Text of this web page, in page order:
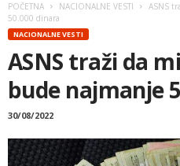
POČETNA NACIONALNE VESTI
ASNS
50.000 dinara
NACIONALNE VESTI
ASNS traži da
bude najmanje
30/08/2022